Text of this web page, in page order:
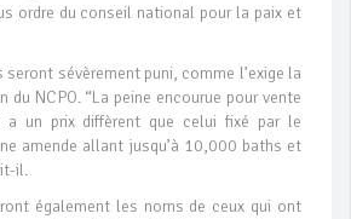
ordre du conseil national pour la paix et
seront sévèrement puni, comme l’exige la
du NCPO. “La peine encourue pour vente
un prix diffèrent que celui fixé par le
amende allant jusqu’à 10,000 baths et
il.
également les noms de ceux qui ont